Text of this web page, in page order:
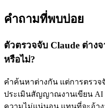
คำถามที่พบบ่อย
ตัวตรวจจับ Claude ต่าง
หรือไม่?
คำค้นหาต่างกัน แต่การตรวจ
ประเมินสัญญาณงานเขียน AI
ความไม่แน่นอน แทนที่จะอ้า